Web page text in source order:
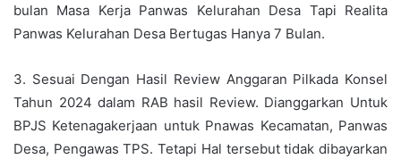
bulan Masa Kerja Panwas Kelurahan Desa Tapi Realita
Panwas Kelurahan Desa Bertugas Hanya 7 Bulan.
3. Sesuai Dengan Hasil Review Anggaran Pilkada Konsel
Tahun 2024 dalam RAB hasil Review. Dianggarkan Untuk
BPJS Ketenagakerjaan untuk Pnawas Kecamatan, Panwas
Desa, Pengawas TPS. Tetapi Hal tersebut tidak dibayarkan